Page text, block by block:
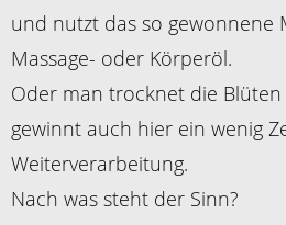
und nutzt das so gewonnene
Massage- oder Körperöl.
Oder man trocknet die
gewinnt auch hier ein wenig
Weiterverarbeitung.
Nach was steht der Sinn?